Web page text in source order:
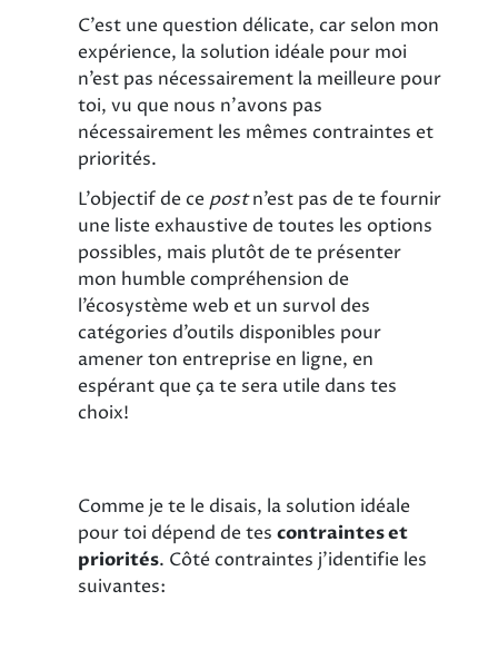
C’est une question délicate, car selon mon
expérience, la solution idéale pour moi
n’est pas nécessairement la meilleure pour
toi, vu que nous n’avons pas
nécessairement les mêmes contraintes et
priorités.
L’objectif de ce postn’est pas de te fournir
une liste exhaustive de toutes les options
possibles, mais plutôt de te présenter
mon humble compréhension de
l’écosystème web et un survol des
catégories d’outils disponibles pour
amener ton entreprise en ligne, en
espérant que ça te sera utile dans tes
choix!
Comme je te le disais, la solution idéale
pour toi dépend de tes contraintes et
priorités. Côté contraintes j’identifie les
suivantes: